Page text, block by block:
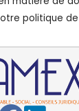
politique